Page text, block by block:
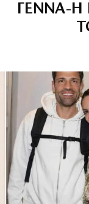
ΓΕΝΝΑ-Η